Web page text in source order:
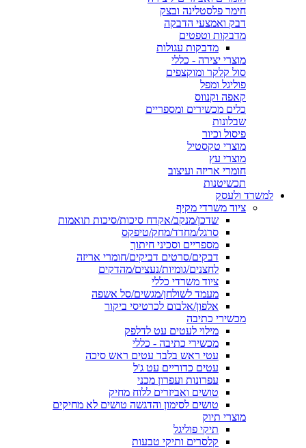
חימר פלסטלינה ובצק
דבק ואמצעי הדבקה
מדבקות וטפטים
מדבקות עגולות
מוצרי יצירה - כללי
סול קלקר ומוקצפים
פוליגל ומפל
קאפה וקנווס
כלים מכשירים ומספריים
שבלונות
פיסול וכיור
מוצרי טקסטיל
מוצרי עץ
חומרי אריזה ועיצוב
תכשיטנות
למשרד ולעסק
ציוד משרדי מקיף
שדכן/מנקב/אקדח סיכות/סיכות תואמות
סרגל/מחדד/מחק/טיפקס
מספריים וסכיני חיתוך
דבקים/סרטים דביקים/חומרי אריזה
לחצנים/גומיות/נעצים/מהדקים
ציוד משרדי כללי
מעמד לשולחן/מגשים/סל אשפה
אלפון/אלבום לכרטיסי ביקור
מכשירי כתיבה
מילוי לעטים עט לדלפק
מכשירי כתיבה - כללי
עטי ראש בלבד עטים ראש סיכה
עטים כדוריים עט ג'ל
עפרונות ועפרון מכני
טושים ואביזרים ללוח מחיק
טושים לסימון והדגשה טושים לא מחיקים
מוצרי תיוק
תיקי פוליגל
קלסרים ותיקי טבעות